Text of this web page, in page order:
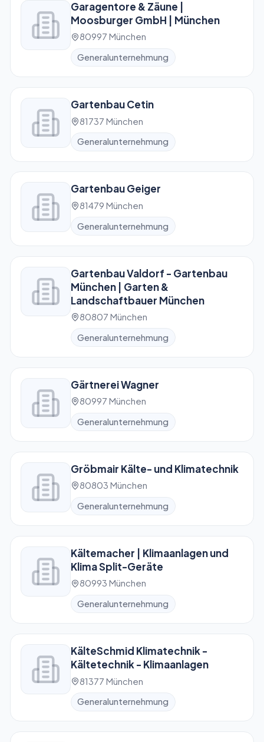
Garagentore & Zäune |
Moosburger GmbH | München
80997 München
Generalunternehmung
Gartenbau Cetin
81737 München
Generalunternehmung
Gartenbau Geiger
81479 München
Generalunternehmung
Gartenbau Valdorf - Gartenbau
München | Garten &
Landschaftbauer München
80807 München
Generalunternehmung
Gärtnerei Wagner
80997 München
Generalunternehmung
Gröbmair Kälte- und Klimatechnik
80803 München
Generalunternehmung
Kältemacher | Klimaanlagen und
Klima Split-Geräte
80993 München
Generalunternehmung
KälteSchmid Klimatechnik -
Kältetechnik - Klimaanlagen
81377 München
Generalunternehmung